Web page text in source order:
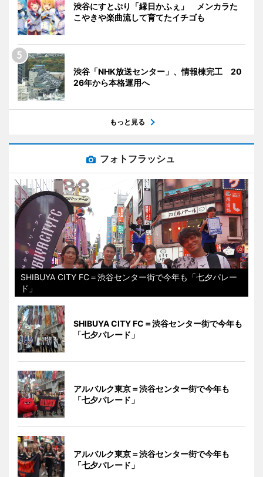
渋谷にすとぷり「縁日かふぇ」 メンカラた
こやきや楽曲流して育てたイチゴも
渋谷「NHK放送センター」、情報棟完工 20
26年から本格運用へ
もっと見る
フォトフラッシュ
SHIBUYA CITY FC＝渋谷センター街で今年も「七夕パレー
ド」
SHIBUYA CITY FC＝渋谷センター街で今年も
「七夕パレード」
アルバルク東京＝渋谷センター街で今年も
「七夕パレード」
アルバルク東京＝渋谷センター街で今年も
「七夕パレード」